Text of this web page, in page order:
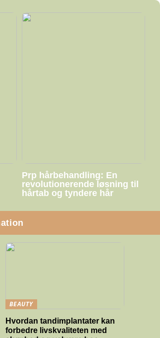
Prp hårbehandling: En
revolutionerende løsning til
hårtab og tyndere hår
BEAUTY
Hvordan tandimplantater kan
forbedre livskvaliteten med